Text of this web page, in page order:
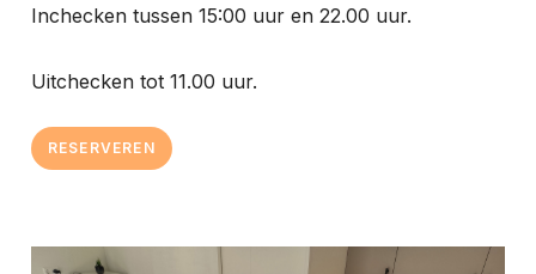
Inchecken tussen 15:00 uur en 22.00 uur.
Uitchecken tot 11.00 uur.
RESERVEREN